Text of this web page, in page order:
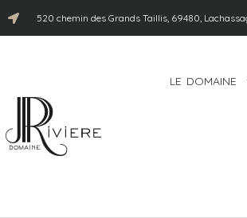
520 chemin des Grands Taillis, 69480,
LE DOMAINE